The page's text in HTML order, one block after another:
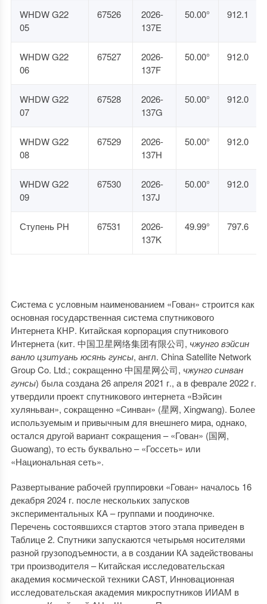
WHDW G22
05
67526
2026-
137E
50.00° 912.1
WHDW G22
06
67527
2026-
137F
50.00° 912.0
WHDW G22
07
67528
2026-
137G
50.00° 912.0
WHDW G22
08
67529
2026-
137H
50.00° 912.0
WHDW G22
09
67530
2026-
137J
50.00° 912.0
Ступень РН 67531
2026-
137K
49.99° 797.6
Система с условным наименованием «Гован» строится как
основная государственная система спутникового
Интернета КНР. Китайская корпорация спутникового
Интернета (кит. 中国卫星网络集团有限公司, чжунго вэйсин
ванло цзитуань юсянь гунсы, англ. China Satellite Network
Group Co. Ltd.; сокращенно 中国星网公司, чжунго синван
гунсы) была создана 26 апреля 2021 г., а в феврале 2022 г.
утвердили проект спутникового интернета «Вэйсин
хуляньван», сокращенно «Синван» (星网, Xingwang). Более
используемым и привычным для внешнего мира, однако,
остался другой вариант сокращения – «Гован» (国网,
Guowang), то есть буквально – «Госсеть» или
«Национальная сеть».
Развертывание рабочей группировки «Гован» началось 16
декабря 2024 г. после нескольких запусков
экспериментальных КА – группами и поодиночке.
Перечень состоявшихся стартов этого этапа приведен в
Таблице 2. Спутники запускаются четырьмя носителями
разной грузоподъемности, а в создании КА задействованы
три производителя – Китайская исследовательская
академия космической техники CAST, Инновационная
исследовательская академия микроспутников ИИАМ в